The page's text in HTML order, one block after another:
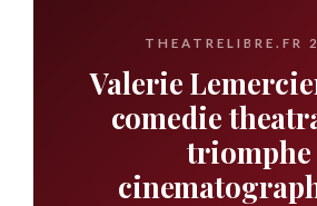
THEATRELIBRE.FR
Valerie
comedie
triomphe